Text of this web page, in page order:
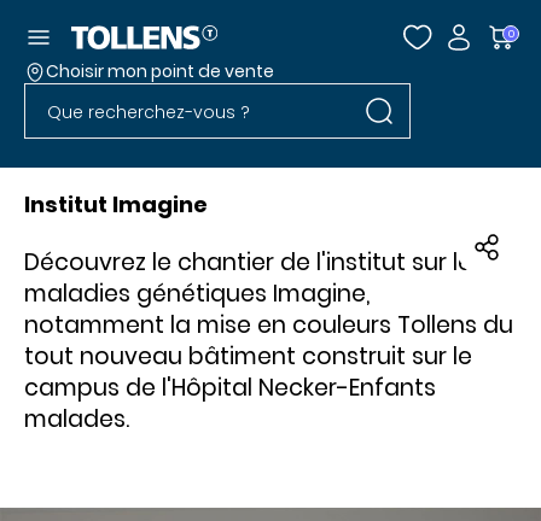
0
Passer la liste des magasins et aller au pied
Choisir mon point de vente
Rechercher dans le site Rechercher
Accéder au menu
Institut Imagine
Découvrez le chantier de l'institut sur les
maladies génétiques Imagine,
notamment la mise en couleurs Tollens du
tout nouveau bâtiment construit sur le
campus de l'Hôpital Necker-Enfants
malades.